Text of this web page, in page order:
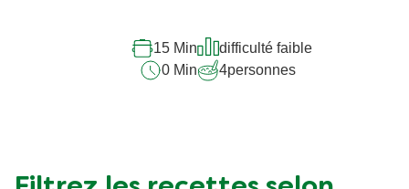
15 Min
difficulté faible
0 Min
4personnes